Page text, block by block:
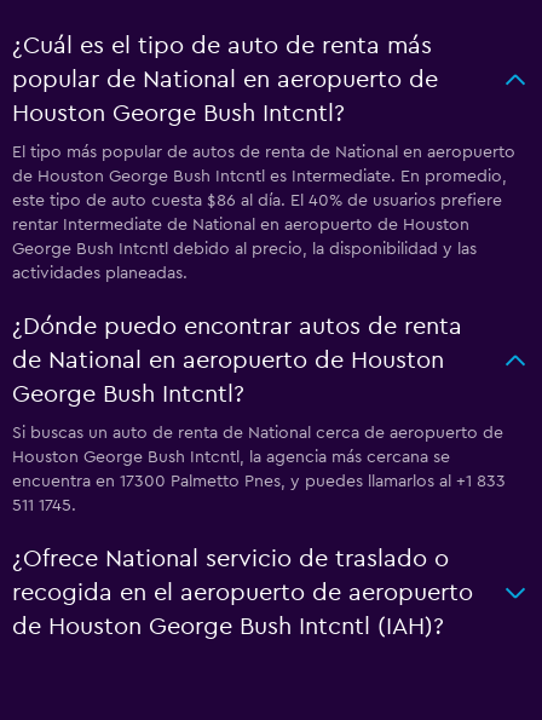
¿Cuál es el tipo de auto de renta más
popular de National en aeropuerto de
Houston George Bush Intcntl?
El tipo más popular de autos de renta de National en aeropuerto
de Houston George Bush Intcntl es Intermediate. En promedio,
este tipo de auto cuesta $86 al día. El 40% de usuarios prefiere
rentar Intermediate de National en aeropuerto de Houston
George Bush Intcntl debido al precio, la disponibilidad y las
actividades planeadas.
¿Dónde puedo encontrar autos de renta
de National en aeropuerto de Houston
George Bush Intcntl?
Si buscas un auto de renta de National cerca de aeropuerto de
Houston George Bush Intcntl, la agencia más cercana se
encuentra en 17300 Palmetto Pnes, y puedes llamarlos al +1 833
511 1745.
¿Ofrece National servicio de traslado o
recogida en el aeropuerto de aeropuerto
de Houston George Bush Intcntl (IAH)?